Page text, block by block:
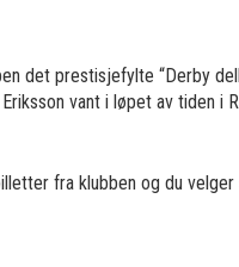
det prestisjefylte “Derby
vant i løpet av tiden i
fra klubben og du velger